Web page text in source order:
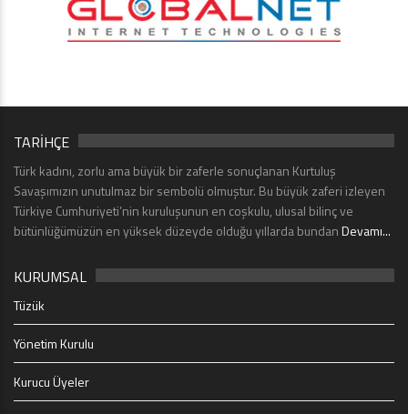
TARİHÇE
Türk kadını, zorlu ama büyük bir zaferle sonuçlanan Kurtuluş
Savaşımızın unutulmaz bir sembolü olmuştur. Bu büyük zaferi izleyen
Türkiye Cumhuriyeti’nin kuruluşunun en coşkulu, ulusal bilinç ve
bütünlüğümüzün en yüksek düzeyde olduğu yıllarda bundanDevamı...
KURUMSAL
Tüzük
Yönetim Kurulu
Kurucu Üyeler